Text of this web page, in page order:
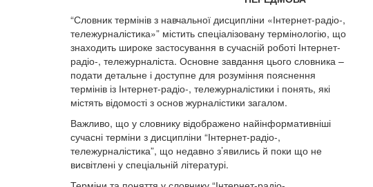
“Словник термінів з навчальної дисципліни «Інтернет-радіо-,
тележурналістика»” містить спеціалізовану термінологію, що
знаходить широке застосування в сучасній роботі Інтернет-
радіо-, тележурналіста. Основне завдання цього словника –
подати детальне і доступне для розуміння пояснення
термінів із Інтернет-радіо-, тележурналістики і понять, які
містять відомості з основ журналістики загалом.
Важливо, що у словнику відображено найінформативніші
сучасні терміни з дисципліни “Інтернет-радіо-,
тележурналістика”, що недавно з’явились й поки що не
висвітлені у спеціальній літературі.